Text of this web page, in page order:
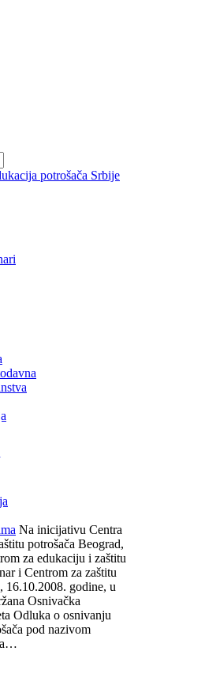
Na inicijativu Centra
potrošača Beograd,
za edukaciju i zaštitu
i Centrom za zaštitu
16.10.2008. godine, u
Osnivačka
Odluka o osnivanju
pod nazivom